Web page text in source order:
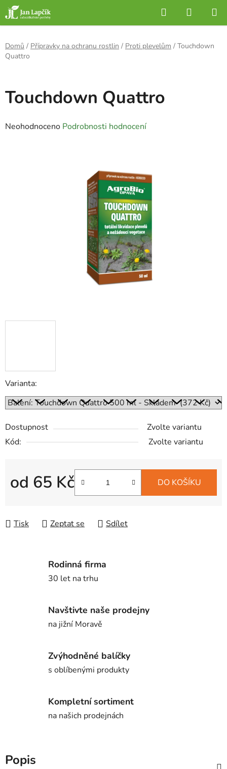
Přejít
na
obsah
Hledat
KOŠÍK
Domů / Přípravky na ochranu rostlin / Proti plevelům / Touchdown
Quattro
Varianta:
Dostupnost
Zvolte variantu
Kód:
Zvolte variantu
od 65 Kč DO KOŠÍKU
Tisk Zeptat se Sdílet
Touchdown Quattro
Průměrné
Neohodnoceno Podrobnosti hodnocení
Rodinná firma
30 let na trhu
Navštivte naše prodejny
na jižní Moravě
Zvýhodněné balíčky
s oblíbenými produkty
Kompletní sortiment
na našich prodejnách
Popis